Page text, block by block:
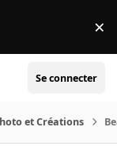
×
Se connecter
et Créations